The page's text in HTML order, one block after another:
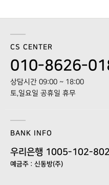
CS CENTER
010-8626-
상담시간 09:00 ~ 18:00
토,일요일 공휴일 휴무
BANK INFO
우리은행 1005-102-
예금주 : 신동방(주)